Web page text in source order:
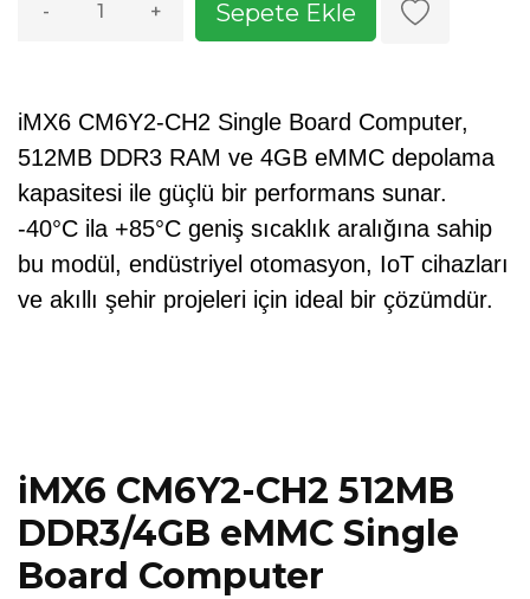
- + Sepete Ekle
iMX6 CM6Y2-CH2 Single Board Computer,
512MB DDR3 RAM ve 4GB eMMC depolama
kapasitesi ile güçlü bir performans sunar.
-40°C ila +85°C geniş sıcaklık aralığına sahip
bu modül, endüstriyel otomasyon, IoT cihazları
ve akıllı şehir projeleri için ideal bir çözümdür.
iMX6 CM6Y2-CH2 512MB
DDR3/4GB eMMC Single
Board Computer